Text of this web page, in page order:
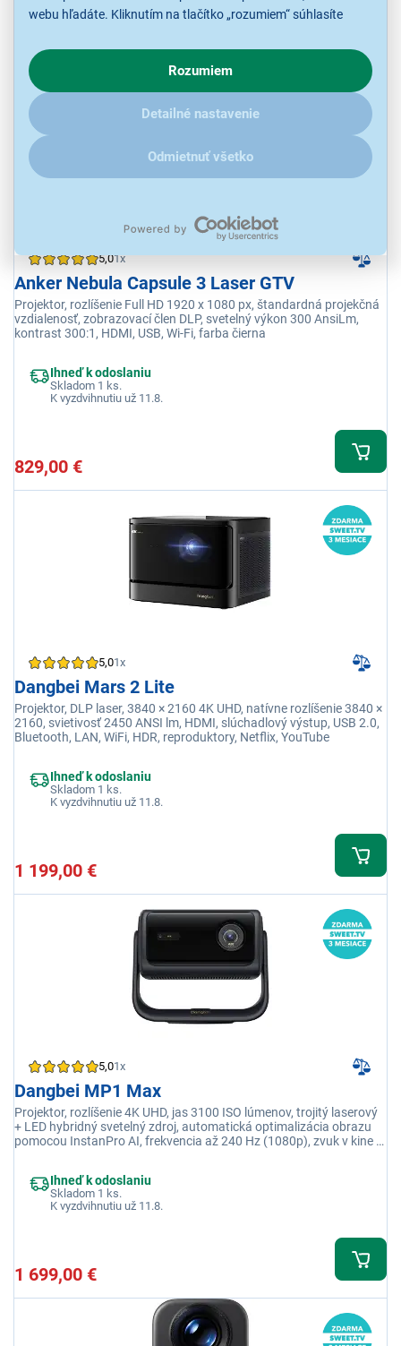
webu hľadáte. Kliknutím na tlačítko „rozumiem“ súhlasíte
o chovaní na webe pre zobrazovaní cielených reklám.
V prípade že vás zaujímajú detaily, ako u nás s cookies a
ďalšími údaji pracujeme, kliknitesem.
Rozumiem
Detailné nastavenie
Odmietnuť všetko
2 599,00 €
5,01x
Anker Nebula Capsule 3 Laser GTV
Projektor, rozlíšenie Full HD 1920 x 1080 px, štandardná projekčná
vzdialenosť, zobrazovací člen DLP, svetelný výkon 300 AnsiLm,
kontrast 300:1, HDMI, USB, Wi-Fi, farba čierna
Ihneď k odoslaniu
Skladom 1 ks.
K vyzdvihnutiu už 11.8.
829,00 €
5,01x
Dangbei Mars 2 Lite
Projektor, DLP laser, 3840 × 2160 4K UHD, natívne rozlíšenie 3840 ×
2160, svietivosť 2450 ANSI lm, HDMI, slúchadlový výstup, USB 2.0,
Bluetooth, LAN, WiFi, HDR, reproduktory, Netflix, YouTube
Ihneď k odoslaniu
Skladom 1 ks.
K vyzdvihnutiu už 11.8.
1 199,00 €
5,01x
Dangbei MP1 Max
Projektor, rozlíšenie 4K UHD, jas 3100 ISO lúmenov, trojitý laserový
+ LED hybridný svetelný zdroj, automatická optimalizácia obrazu
pomocou InstanPro AI, frekvencia až 240 Hz (1080p), zvuk v kine s
Ihneď k odoslaniu
Skladom 1 ks.
K vyzdvihnutiu už 11.8.
1 699,00 €